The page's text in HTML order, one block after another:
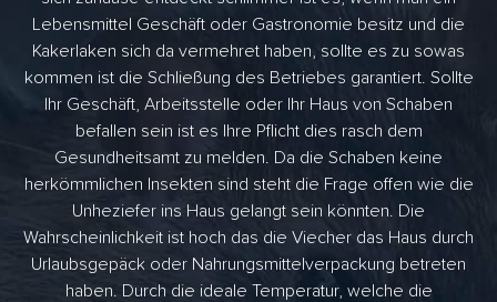
Lebensmittel Geschäft oder Gastronomie besitz und die
Kakerlaken sich da vermehret haben, sollte es zu sowas
kommen ist die Schließung des Betriebes garantiert. Sollte
Ihr Geschäft, Arbeitsstelle oder Ihr Haus von Schaben
befallen sein ist es Ihre Pflicht dies rasch dem
Gesundheitsamt zu melden. Da die Schaben keine
herkömmlichen Insekten sind steht die Frage offen wie die
Unheziefer ins Haus gelangt sein könnten. Die
Wahrscheinlichkeit ist hoch das die Viecher das Haus durch
Urlaubsgepäck oder Nahrungsmittelverpackung betreten
haben. Durch die ideale Temperatur, welche die